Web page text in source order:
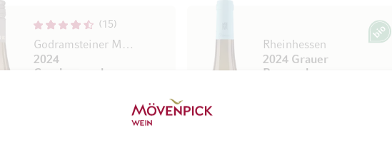
15
Godramsteiner Münzberg
2024
Grauburgunder
Pfalz, Deutschland
100% Grauburgunder
Rheinhessen
2024 Grauer
Burgunder
Bio